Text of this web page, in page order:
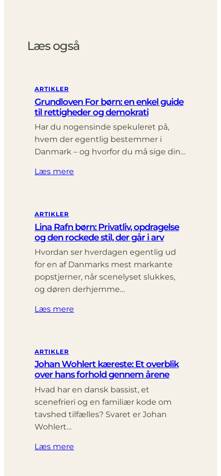
Læs også
ARTIKLER
Grundloven For børn: en enkel guide
til rettigheder og demokrati
Har du nogensinde spekuleret på,
hvem der egentlig bestemmer i
Danmark – og hvorfor du må sige din…
Læs mere
ARTIKLER
Lina Rafn børn: Privatliv, opdragelse
og den rockede stil, der går i arv
Hvordan ser hverdagen egentlig ud
for en af Danmarks mest markante
popstjerner, når scenelyset slukkes,
og døren derhjemme…
Læs mere
ARTIKLER
Johan Wohlert kæreste: Et overblik
over hans forhold gennem årene
Hvad har en dansk bassist, et
scenefrieri og en familiær kode om
tavshed tilfælles? Svaret er Johan
Wohlert…
Læs mere